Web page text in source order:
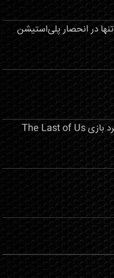
بازی Gran Turismo 7 تنها در انحصار پلی‌استیشن
تحلیل فنی و بررسی عملکرد بازی The Last of Us